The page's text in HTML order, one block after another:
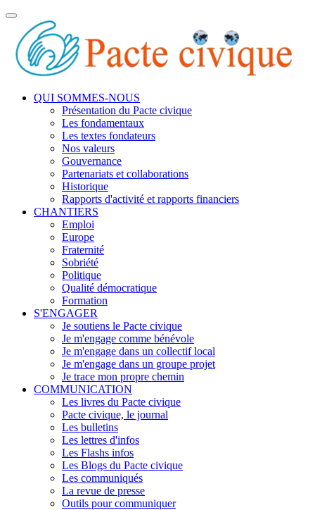
Toggle
navigation
QUI SOMMES-NOUS
Présentation du Pacte civique
Les fondamentaux
Les textes fondateurs
Nos valeurs
Gouvernance
Partenariats et collaborations
Historique
Rapports d'activité et rapports financiers
CHANTIERS
Emploi
Europe
Fraternité
Sobriété
Politique
Qualité démocratique
Formation
S'ENGAGER
Je soutiens le Pacte civique
Je m'engage comme bénévole
Je m'engage dans un collectif local
Je m'engage dans un groupe projet
Je trace mon propre chemin
COMMUNICATION
Les livres du Pacte civique
Pacte civique, le journal
Les bulletins
Les lettres d'infos
Les Flashs infos
Les Blogs du Pacte civique
Les communiqués
La revue de presse
Outils pour communiquer